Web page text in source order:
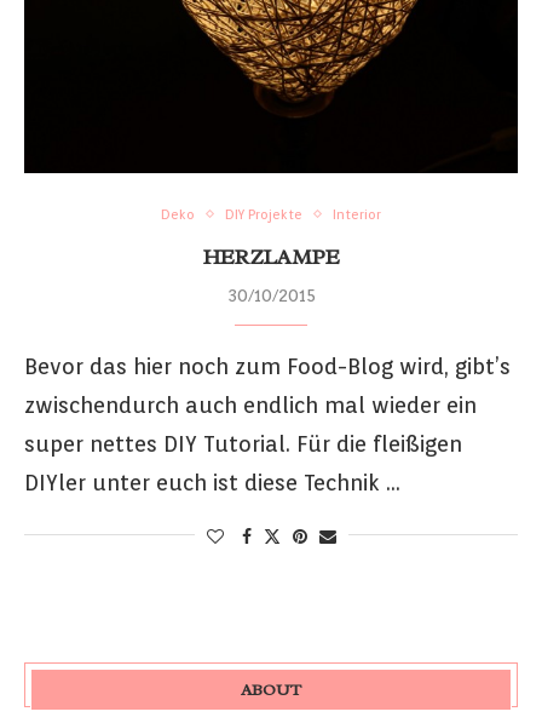
Deko DIY Projekte Interior
HERZLAMPE
30/10/2015
Bevor das hier noch zum Food-Blog wird, gibt’s
zwischendurch auch endlich mal wieder ein
super nettes DIY Tutorial. Für die fleißigen
DIYler unter euch ist diese Technik …
ABOUT